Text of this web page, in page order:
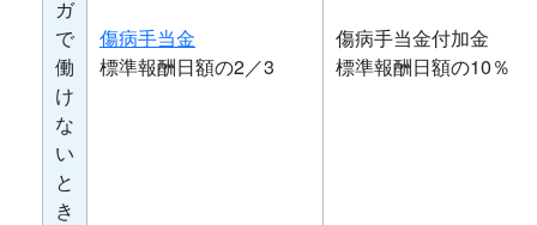
ガ
で
働
け
な
い
と
き
傷病手当金
標準報酬日額の2／3
傷病手当金付加金
標準報酬日額の10％